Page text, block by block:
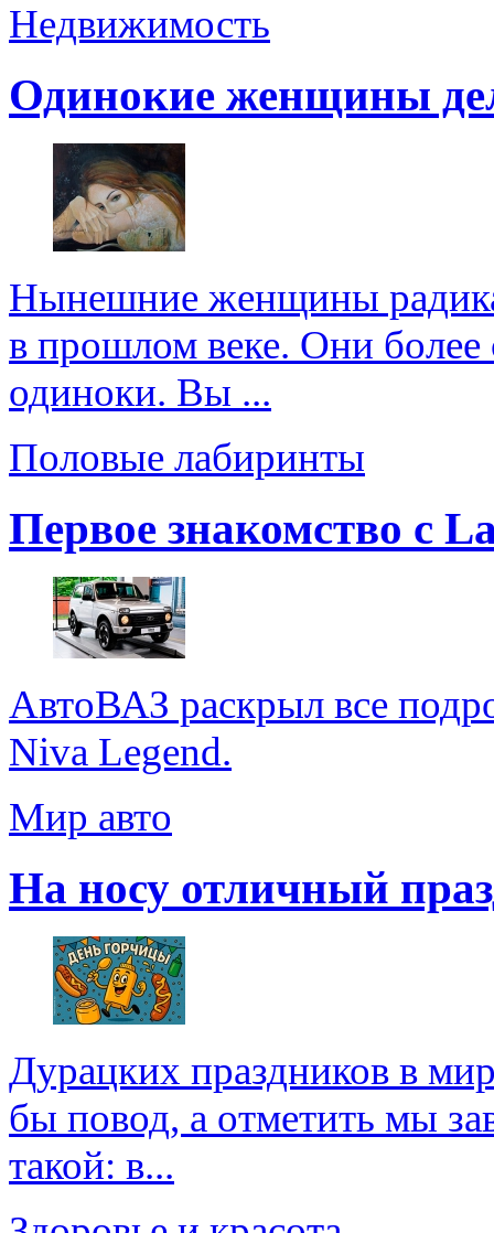
Недвижимость
Одинокие женщины
Нынешние женщины
в прошлом веке. Они более
одиноки. Вы ...
Половые лабиринты
Первое знакомство с
АвтоВАЗ раскрыл все
Niva Legend.
Мир авто
На носу отличный
Дурацких праздников в
бы повод, а отметить мы
такой: в...